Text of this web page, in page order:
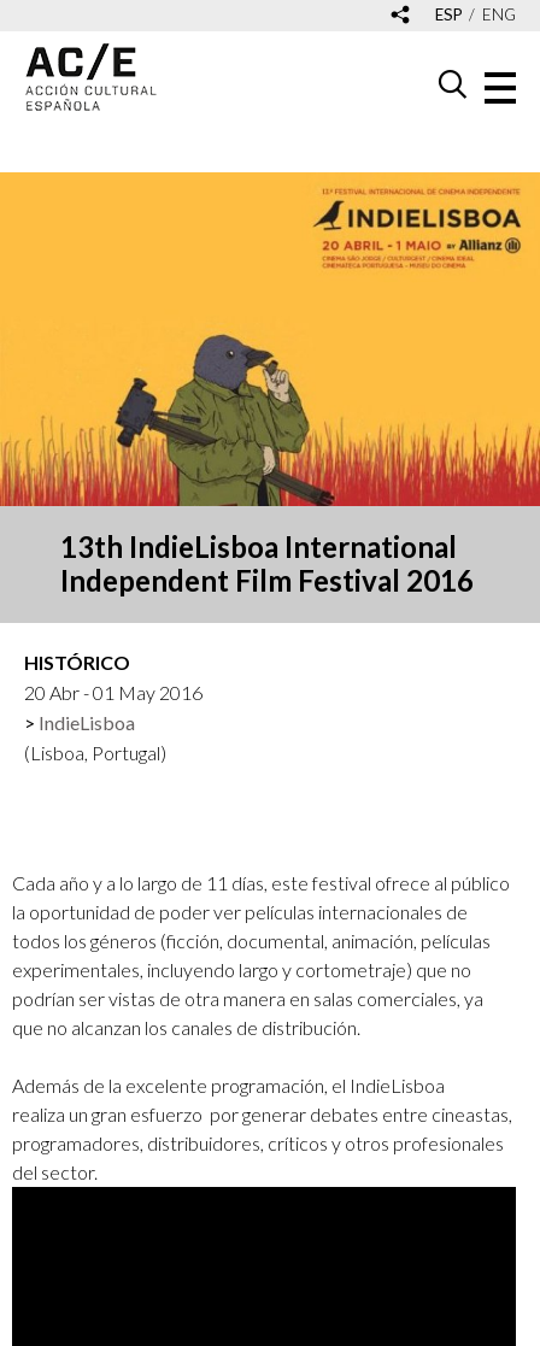
ESP ENG
13th IndieLisboa International
Independent Film Festival 2016
HISTÓRICO
20 Abr - 01 May 2016
IndieLisboa
(Lisboa, Portugal)
Cada año y a lo largo de 11 días, este festival ofrece al público
la oportunidad de poder ver películas internacionales de
todos los géneros (ficción, documental, animación, películas
experimentales, incluyendo largo y cortometraje) que no
podrían ser vistas de otra manera en salas comerciales, ya
que no alcanzan los canales de distribución.
Además de la excelente programación, el IndieLisboa
realiza un gran esfuerzo por generar debates entre cineastas,
programadores, distribuidores, críticos y otros profesionales
del sector.